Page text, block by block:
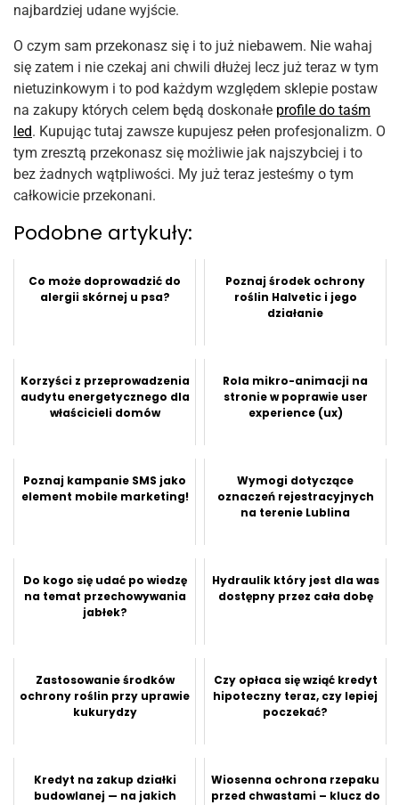
najbardziej udane wyjście.
O czym sam przekonasz się i to już niebawem. Nie wahaj
się zatem i nie czekaj ani chwili dłużej lecz już teraz w tym
nietuzinkowym i to pod każdym względem sklepie postaw
na zakupy których celem będą doskonałe profile do taśm
led. Kupując tutaj zawsze kupujesz pełen profesjonalizm. O
tym zresztą przekonasz się możliwie jak najszybciej i to
bez żadnych wątpliwości. My już teraz jesteśmy o tym
całkowicie przekonani.
Podobne artykuły:
Co może doprowadzić do
alergii skórnej u psa?
Poznaj środek ochrony
roślin Halvetic i jego
działanie
Korzyści z przeprowadzenia
audytu energetycznego dla
właścicieli domów
Rola mikro-animacji na
stronie w poprawie user
experience (ux)
Poznaj kampanie SMS jako
element mobile marketing!
Wymogi dotyczące
oznaczeń rejestracyjnych
na terenie Lublina
Do kogo się udać po wiedzę
na temat przechowywania
jabłek?
Hydraulik który jest dla was
dostępny przez cała dobę
Zastosowanie środków
ochrony roślin przy uprawie
kukurydzy
Czy opłaca się wziąć kredyt
hipoteczny teraz, czy lepiej
poczekać?
Kredyt na zakup działki
budowlanej — na jakich
Wiosenna ochrona rzepaku
przed chwastami – klucz do